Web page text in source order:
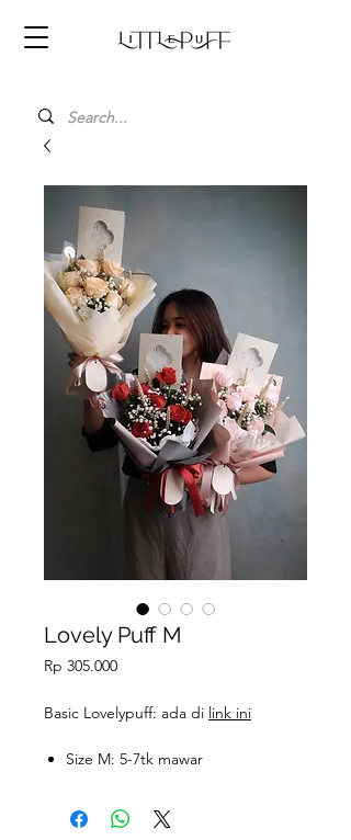
Lovely Puff M
Rp 305.000Price
Basic Lovelypuff: ada di link ini
Size M: 5-7tk mawar